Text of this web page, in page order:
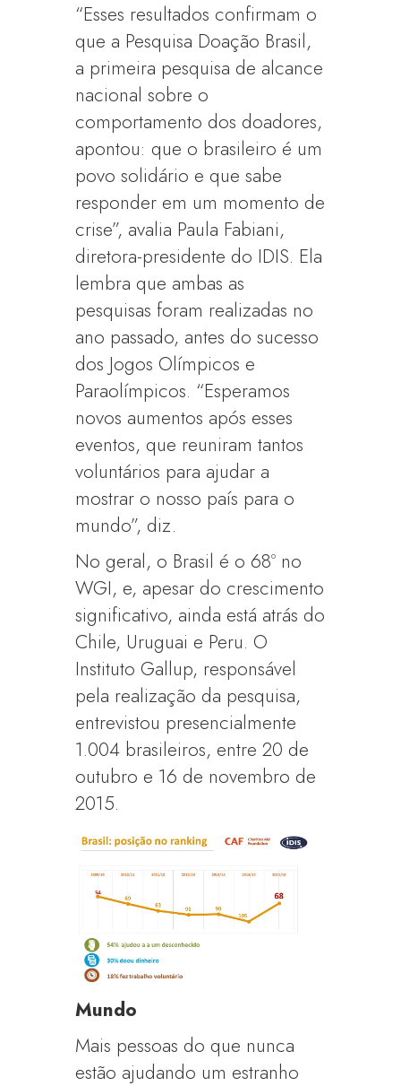
“Esses resultados confirmam o
que a Pesquisa Doação Brasil,
a primeira pesquisa de alcance
nacional sobre o
comportamento dos doadores,
apontou: que o brasileiro é um
povo solidário e que sabe
responder em um momento de
crise”, avalia Paula Fabiani,
diretora-presidente do IDIS. Ela
lembra que ambas as
pesquisas foram realizadas no
ano passado, antes do sucesso
dos Jogos Olímpicos e
Paraolímpicos. “Esperamos
novos aumentos após esses
eventos, que reuniram tantos
voluntários para ajudar a
mostrar o nosso país para o
mundo”, diz.
No geral, o Brasil é o 68º no
WGI, e, apesar do crescimento
significativo, ainda está atrás do
Chile, Uruguai e Peru. O
Instituto Gallup, responsável
pela realização da pesquisa,
entrevistou presencialmente
1.004 brasileiros, entre 20 de
outubro e 16 de novembro de
2015.
Mundo
Mais pessoas do que nunca
estão ajudando um estranho